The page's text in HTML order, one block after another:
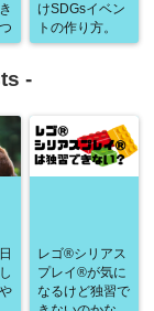
けSDGsイベン
トの作り方。
-
レゴ®シリアス
プレイ®が気に
なるけど独習で